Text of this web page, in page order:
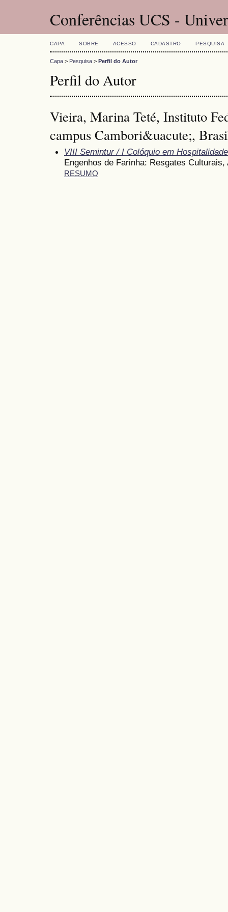
Conferências UCS -
CAPA SOBRE ACESSO CADASTRO PESQUISA
Capa > Pesquisa > Perfil do Autor
Perfil do Autor
Vieira, Marina Teté, Instituto
campus Cambori&uacute;,
VIII Semintur / I Colóquio em Hospitalidade
Engenhos de Farinha: Resgates
RESUMO